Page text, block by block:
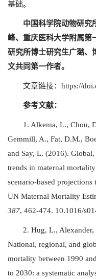
基础。
中国科学院动物研究
峰、重庆医科大学附属第
研究所博士研究生广璐、
文共同第一作者。
文章链接： https://
参考文献：
1. Alkema, L., Chou,
Gemmill, A., Fat, D.M.,
and Say, L. (2016).
trends in maternal
scenario-based projections
UN Maternal Mortality
387, 462-474. 10.1016/
2. Hug, L.,
National, regional, and
mortality between 1990
to 2030: a systematic